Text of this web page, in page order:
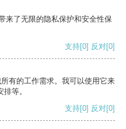
来了无限的隐私保护和安全性保
支持[0] 反对[0]
有的工作需求。我可以使用它来
等。
支持[0] 反对[0]